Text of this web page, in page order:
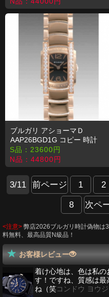
ブルガリ アショーマＤ
AAP26BGD1G コピー 時計
S品： 23600円
N品： 44800円
3/11 前ページ 1 2
8 次ペ
<注意> 弊店2026ブルガリ時計偽物は
料無料、最高品質N級品！
お客様レビュー
着け心地は、色は私
す！ですね、質感は
ね（笑コンドウ ヨウジ